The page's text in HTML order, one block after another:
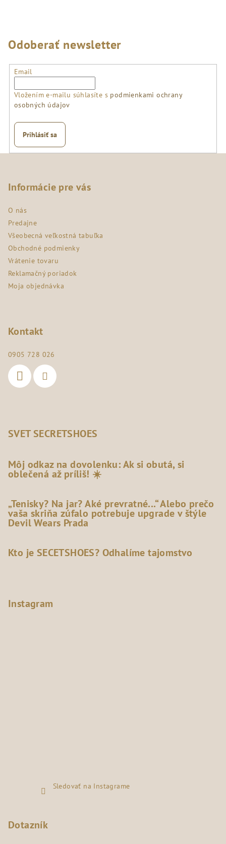
Odoberať newsletter
Email
Vložením e-mailu súhlasíte s podmienkami ochrany
osobných údajov
Prihlásiť sa
Informácie pre vás
O nás
Predajne
Všeobecná veľkostná tabuľka
Obchodné podmienky
Vrátenie tovaru
Reklamačný poriadok
Moja objednávka
Kontakt
0905 728 026
SVET SECRETSHOES
Môj odkaz na dovolenku: Ak si obutá, si
oblečená až príliš! ☀️
„Tenisky? Na jar? Aké prevratné...“ Alebo prečo
vaša skriňa zúfalo potrebuje upgrade v štýle
Devil Wears Prada
Kto je SECETSHOES? Odhalíme tajomstvo
Instagram
Sledovať na Instagrame
Dotazník